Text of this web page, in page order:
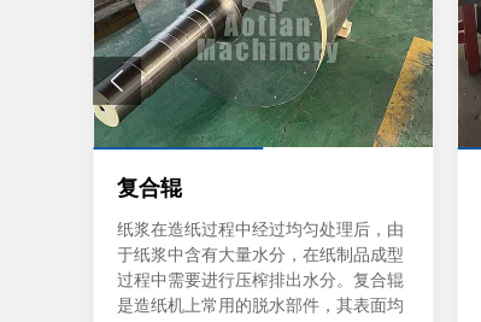
复合辊
纸浆在造纸过程中经过均匀处理后，由
于纸浆中含有大量水分，在纸制品成型
过程中需要进行压榨排出水分。复合辊
是造纸机上常用的脱水部件，其表面均